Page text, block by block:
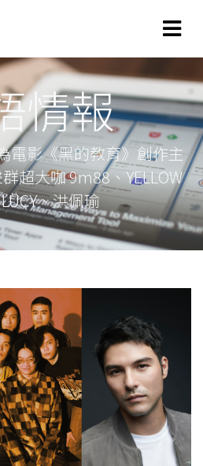
情報
電影《黑的教育》創作主
超大咖 9m88、YELLOW
、洪佩瑜